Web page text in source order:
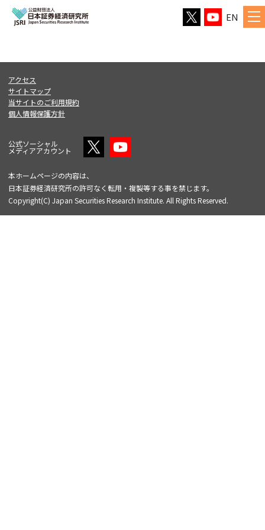
EN
アクセス
サイトマップ
当サイトのご利用規約
個人情報保護方針
公式ソーシャル
メディアアカウント
本ホームページの内容は、
日本証券経済研究所の許可なく転用・複製等する事を禁じます。
Copyright(C) Japan Securities Research Institute. All Rights Reserved.